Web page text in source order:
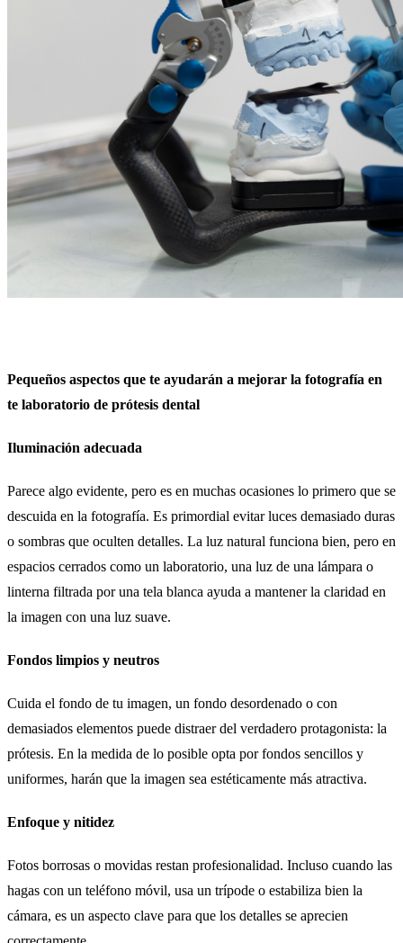
Pequeños aspectos que te ayudarán a mejorar la fotografía en
te laboratorio de prótesis dental
Iluminación adecuada
Parece algo evidente, pero es en muchas ocasiones lo primero que se
descuida en la fotografía. Es primordial evitar luces demasiado duras
o sombras que oculten detalles. La luz natural funciona bien, pero en
espacios cerrados como un laboratorio, una luz de una lámpara o
linterna filtrada por una tela blanca ayuda a mantener la claridad en
la imagen con una luz suave.
Fondos limpios y neutros
Cuida el fondo de tu imagen, un fondo desordenado o con
demasiados elementos puede distraer del verdadero protagonista: la
prótesis. En la medida de lo posible opta por fondos sencillos y
uniformes, harán que la imagen sea estéticamente más atractiva.
Enfoque y nitidez
Fotos borrosas o movidas restan profesionalidad. Incluso cuando las
hagas con un teléfono móvil, usa un trípode o estabiliza bien la
cámara, es un aspecto clave para que los detalles se aprecien